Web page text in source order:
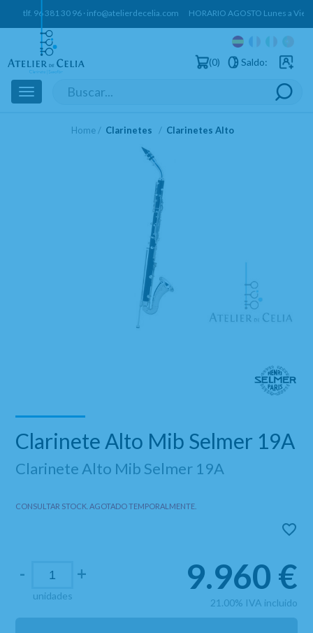
tlf. 96 381 30 96 · info@atelierdecelia.com HORARIO AGOSTO Lunes a
0 Saldo:
Toggle
navigation
Home Clarinetes Clarinetes Alto
Clarinete Alto Mib Selmer 19A
Clarinete Alto Mib Selmer 19A
CONSULTAR STOCK. AGOTADO TEMPORALMENTE.
-
unidades
+ 9.960 €
21.00% IVA incluido